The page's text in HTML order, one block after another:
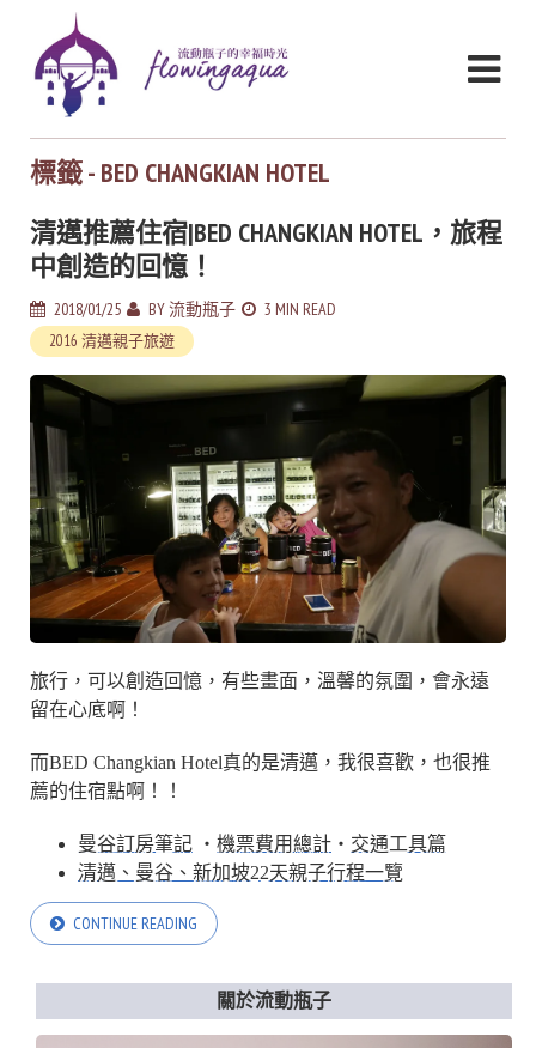
標籤 - BED CHANGKIAN HOTEL
清邁推薦住宿|BED CHANGKIAN HOTEL，旅程
中創造的回憶！
2018/01/25 BY流動瓶子 3 MIN READ
2016 清邁親子旅遊
旅行，可以創造回憶，有些畫面，溫馨的氛圍，會永遠
留在心底啊！
而BED Changkian Hotel真的是清邁，我很喜歡，也很推
薦的住宿點啊！！
曼谷訂房筆記 ・ 機票費用總計 ・ 交通工具篇
清邁、曼谷、新加坡22天親子行程一覽
CONTINUE READING
關於流動瓶子